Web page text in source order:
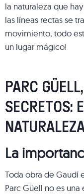
la naturaleza que
las líneas rectas se
movimiento, todo
un lugar mágico!
PARC
SECRETOS:
La
Toda obra de Gaudí
Parc Güell no es